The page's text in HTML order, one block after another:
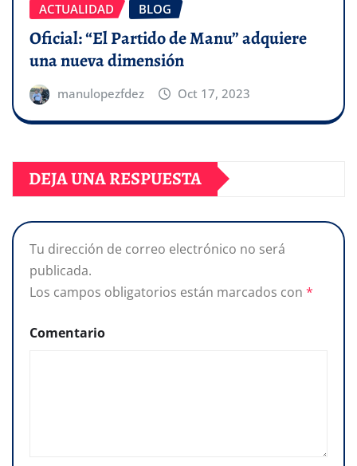
ACTUALIDAD BLOG
Oficial: “El Partido de Manu” adquiere
una nueva dimensión
manulopezfdez Oct 17, 2023
DEJA UNA RESPUESTA
Tu dirección de correo electrónico no será
publicada.
Los campos obligatorios están marcados con *
Comentario